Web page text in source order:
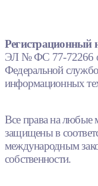
Регистрационный
ЭЛ № ФС 77-72266
Федеральной
информационных
Все права на любые
защищены в
международным
собственности.